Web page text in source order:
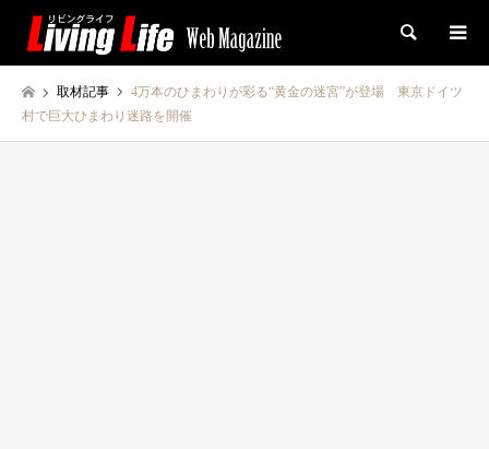
検索
取材記事
4万本のひまわりが彩る“黄金の迷宮”が登場 東京ドイツ
村で巨大ひまわり迷路を開催